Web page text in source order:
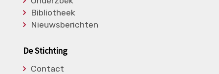
Bibliotheek
Nieuwsberichten
De Stichting
Contact